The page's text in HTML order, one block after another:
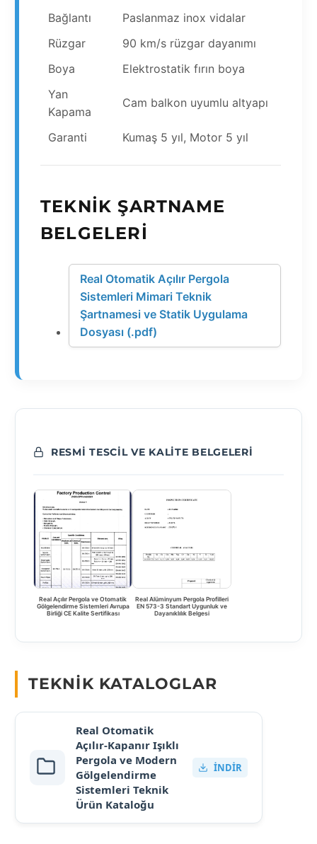
Bağlantı
Paslanmaz inox vidalar
Rüzgar
90 km/s rüzgar dayanımı
Boya
Elektrostatik fırın boya
Yan
Kapama
Cam balkon uyumlu altyapı
Garanti Kumaş 5 yıl, Motor 5 yıl
TEKNIK ŞARTNAME
BELGELERI
Real Otomatik Açılır Pergola
Sistemleri Mimari Teknik
Şartnamesi ve Statik Uygulama
Dosyası (.pdf)
RESMI TESCIL VE KALITE BELGELERI
Real Açılır Pergola ve Otomatik
Gölgelendirme Sistemleri Avrupa
Birliği CE Kalite Sertifikası
Real Alüminyum Pergola Profilleri
EN 573-3 Standart Uygunluk ve
Dayanıklılık Belgesi
TEKNIK KATALOGLAR
Real Otomatik
Açılır-Kapanır Işıklı
Pergola ve Modern
Gölgelendirme
Sistemleri Teknik
Ürün Kataloğu
İNDIR